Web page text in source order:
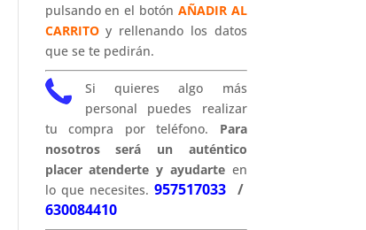
pulsando en el botón AÑADIR AL
CARRITOy rellenando los datos
que se te pedirán.
Si quieres algo más
personal puedes realizar
tu compra por teléfono. Para
nosotros será un auténtico
placer atenderte y ayudarteen
lo que necesites.957517033 /
630084410